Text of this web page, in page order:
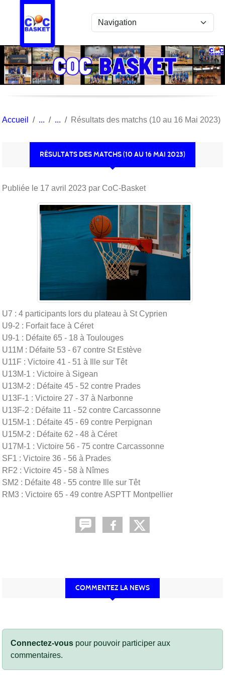
Accueil Résultats des matchs (10 au 16 Mai 2023)
RÉSULTATS DES MATCHS (10 AU 16 MAI 2023)
Publiée le 17 avril 2023 par CoC-Basket
U7 : 4 participants lors du plateau à St Cyprien
U9-2 : Forfait face à Céret
U9-1 : Défaite 65 - 18 à Toulouges
U11M : Défaite 53 - 67 contre St Estève
U11F : Victoire 41 - 51 à Ille sur Têt
U13M-1 : Victoire à Sigean
U13M-2 : Défaite 45 - 52 contre Prades
U13F-1 : Victoire 27 - 37 à Narbonne
U13F-2 : Défaite 11 - 52 contre Carcassonne
U15M-1 : Défaite 45 - 69 contre Perpignan
U15M-2 : Défaite 62 - 48 à Céret
U17M-1 : Victoire 56 - 75 contre Carcassonne
SF1 : Victoire 36 - 56 à Prades
RF2 : Victoire 45 - 58 à Nîmes
SM2 : Défaite 48 - 55 contre Ille sur Têt
RM3 : Victoire 65 - 49 contre ASPTT Montpellier
COMMENTEZ LA NEWS
Connectez-vous pour pouvoir participer aux
commentaires.
Panneau de gestion des cookies